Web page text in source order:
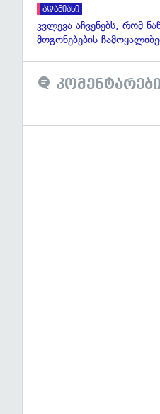
ადამიანი
კვლევა აჩვენებს, რომ
მოგონებების
კომენტარები